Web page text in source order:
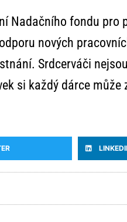
Nadačního fondu pro
nových
Srdcerváči
si každý dárce